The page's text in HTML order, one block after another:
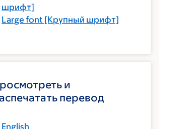
шрифт]
Large font [Крупный шрифт]
и
перевод
English